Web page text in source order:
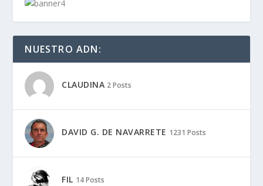
NUESTRO ADN:
CLAUDINA 2 Posts
DAVID G. DE NAVARRETE 1231 Posts
FIL 14 Posts